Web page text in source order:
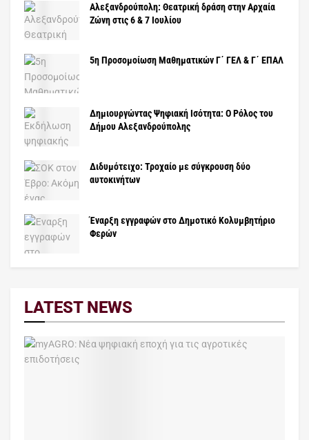
Αλεξανδρούπολη: Θεατρική δράση στην Αρχαία
Ζώνη στις 6 & 7 Ιουλίου
5η Προσομοίωση Μαθηματικών Γ΄ ΓΕΛ & Γ΄ ΕΠΑΛ
Δημιουργώντας Ψηφιακή Ισότητα: Ο Ρόλος του
Δήμου Αλεξανδρούπολης
Διδυμότειχο: Τροχαίο με σύγκρουση δύο
αυτοκινήτων
Έναρξη εγγραφών στο Δημοτικό Κολυμβητήριο
Φερών
LATEST NEWS